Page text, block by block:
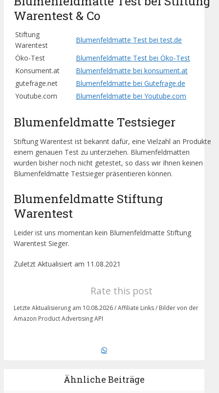
Warentest & Co
Stiftung
Warentest
Blumenfeldmatte Test bei test.de
Öko-Test
Blumenfeldmatte Test bei Öko-Test
Konsument.at
Blumenfeldmatte bei konsument.at
gutefrage.net
Blumenfeldmatte bei Gutefrage.de
Youtube.com
Blumenfeldmatte bei Youtube.com
Blumenfeldmatte Testsieger
Stiftung Warentest ist bekannt dafür, eine Vielzahl an Produkte
einem genauen Test zu unterziehen. Blumenfeldmatten
wurden bisher noch nicht getestet, so dass wir Ihnen keinen
Blumenfeldmatte Testsieger präsentieren können.
Blumenfeldmatte Stiftung
Warentest
Leider ist uns momentan kein Blumenfeldmatte Stiftung
Warentest Sieger.
Zuletzt Aktualisiert am 11.08.2021
Rate this post
Letzte Aktualisierung am 10.08.2026 / Affiliate Links / Bilder von der
Amazon Product Advertising API
Ähnliche Beiträge